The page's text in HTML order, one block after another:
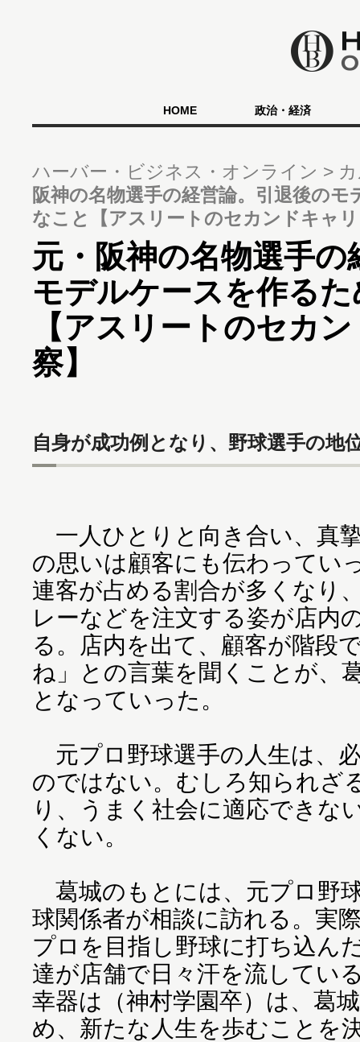
HOME 政治・経済
ハーバー・ビジネス・オンライン
阪神の名物選手の経営論。引退後の
なこと【アスリートのセカンドキャ
元・阪神の名物選手
モデルケースを作る
【アスリートのセカ
察】
自身が成功例となり、野球選手の地
一人ひとりと向き合い、真
の思いは顧客にも伝わってい
連客が占める割合が多くなり
レーなどを注文する姿が店内
る。店内を出て、顧客が階段
ね」との言葉を聞くことが、
となっていった。
元プロ野球選手の人生は、
のではない。むしろ知られざ
り、うまく社会に適応できな
くない。
葛城のもとには、元プロ野
球関係者が相談に訪れる。実
プロを目指し野球に打ち込ん
達が店舗で日々汗を流してい
幸器は（神村学園卒）は、葛
め、新たな人生を歩むことを